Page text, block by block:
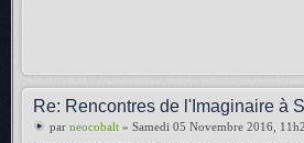
Re: Rencontres de l'Imaginaire à
par neocobalt » Samedi 05 Novembre 2016,